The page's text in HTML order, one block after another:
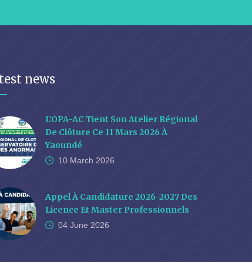
news
L'OPA-AC Tient Son Atelier Régional
De Clôture Ce 11 Mars 2026 À
Yaoundé
10 March 2026
Appel À Candidature 2026-2027 Des
Licence Et Master Professionnels
04 June 2026